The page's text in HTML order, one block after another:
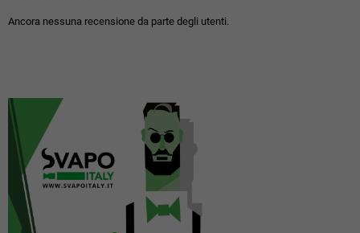
Ancora nessuna recensione da parte degli utenti.